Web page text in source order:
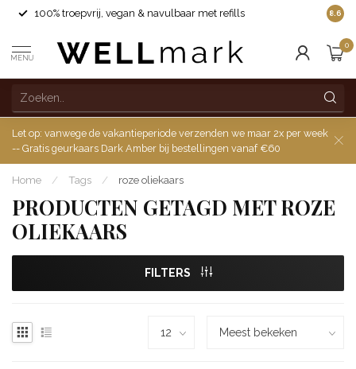
100% troepvrij, vegan & navulbaar met refills 8.6
MENU
0
Let op: vanwege de vakantieperiode verzenden we maar 2x per week
-- Gratis geurkaars Dark Amber bij bestellingen vanaf €60
Home / Tags / roze oliekaars
PRODUCTEN GETAGD MET ROZE
OLIEKAARS
FILTERS